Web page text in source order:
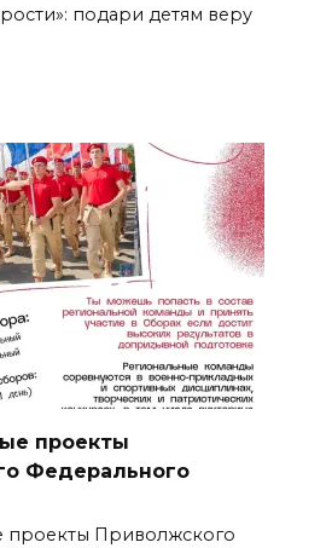
подари детям веру
проекты
Федерального
проекты Приволжского